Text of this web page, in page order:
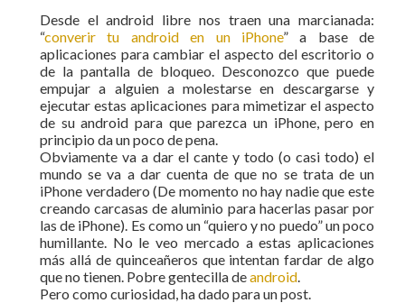
Desde el android libre nos traen una marcianada:
“converir tu android en un iPhone” a base de
aplicaciones para cambiar el aspecto del escritorio o
de la pantalla de bloqueo. Desconozco que puede
empujar a alguien a molestarse en descargarse y
ejecutar estas aplicaciones para mimetizar el aspecto
de su android para que parezca un iPhone, pero en
principio da un poco de pena.
Obviamente va a dar el cante y todo (o casi todo) el
mundo se va a dar cuenta de que no se trata de un
iPhone verdadero (De momento no hay nadie que este
creando carcasas de aluminio para hacerlas pasar por
las de iPhone). Es como un “quiero y no puedo” un poco
humillante. No le veo mercado a estas aplicaciones
más allá de quinceañeros que intentan fardar de algo
que no tienen. Pobre gentecilla deandroid
Pero como curiosidad, ha dado para un post.